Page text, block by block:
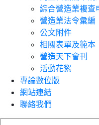
綜合營造業複查
營造業法令彙編
公文附件
相關表單及範本
營造天下會刊
活動花絮
專論數位版
網站連結
聯絡我們